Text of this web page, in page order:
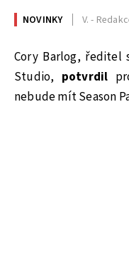
NOVINKY V. -
Cory Barlog, ředitel
Studio, potvrdil
nebude mít Season